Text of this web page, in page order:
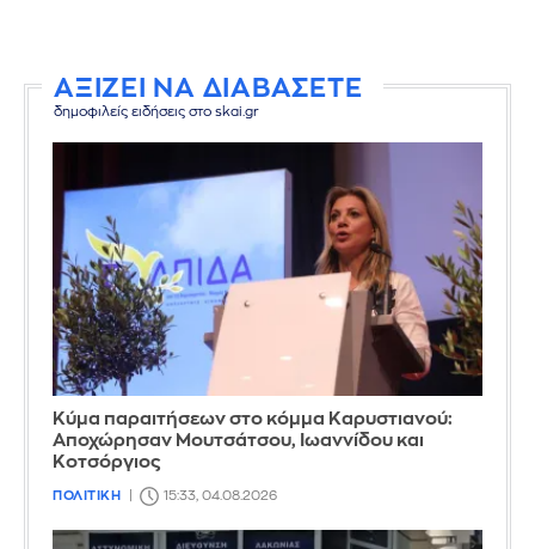
ΑΞΙΖΕΙ ΝΑ ΔΙΑΒΑΣΕΤΕ
δημοφιλείς ειδήσεις στο skai.gr
Κύμα παραιτήσεων στο κόμμα Καρυστιανού:
Αποχώρησαν Μουτσάτσου, Ιωαννίδου και
Κοτσόργιος
ΠΟΛΙΤΙΚΗ 15:33, 04.08.2026